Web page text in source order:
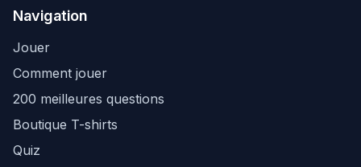
Navigation
Jouer
Comment jouer
200 meilleures questions
Boutique T-shirts
Quiz